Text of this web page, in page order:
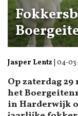
Jasper Lentz 04-
Op zaterdag
het
in Harderwijk